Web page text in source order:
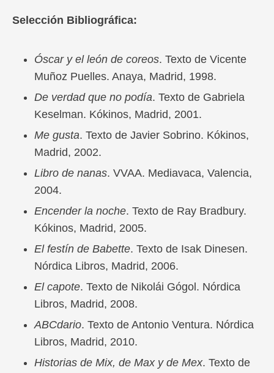
Selección Bibliográfica:
Óscar y el león de coreos. Texto de Vicente
Muñoz Puelles. Anaya, Madrid, 1998.
De verdad que no podía. Texto de Gabriela
Keselman. Kókinos, Madrid, 2001.
Me gusta. Texto de Javier Sobrino. Kókinos,
Madrid, 2002.
Libro de nanas. VVAA. Mediavaca, Valencia,
2004.
Encender la noche. Texto de Ray Bradbury.
Kókinos, Madrid, 2005.
El festín de Babette. Texto de Isak Dinesen.
Nórdica Libros, Madrid, 2006.
El capote. Texto de Nikolái Gógol. Nórdica
Libros, Madrid, 2008.
ABCdario. Texto de Antonio Ventura. Nórdica
Libros, Madrid, 2010.
Historias de Mix, de Max y de Mex. Texto de